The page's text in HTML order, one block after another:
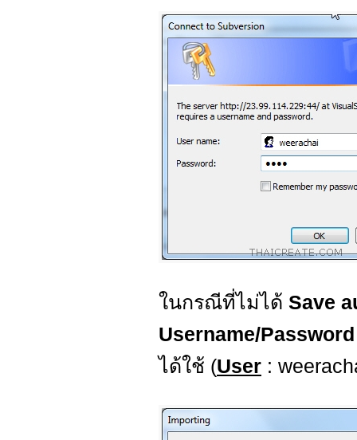
ในกรณีที่ไม่ได้ Save
Username/
ได้ใช้ (User :